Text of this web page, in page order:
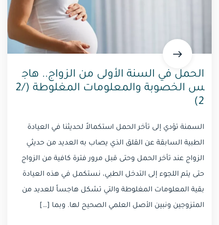
الحمل في السنة الأولى من الزواج.. هاج
س الخصوبة والمعلومات المغلوطة (2/
2)
السمنة تؤدي إلى تأخر الحمل استكمالاً لحديثنا في العيادة
الطبية السابقة عن القلق الذي يصاب به العديد من حديثي
الزواج عند تأخر الحمل وحتى قبل مرور فترة كافية من الزواج
حتى يتم اللجوء إلى التدخل الطبي، نستكمل في هذه العيادة
بقية المعلومات المغلوطة والتي تشكل هاجساً للعديد من
المتزوجين ونبين الأصل العلمي الصحيح لها. وبما […]